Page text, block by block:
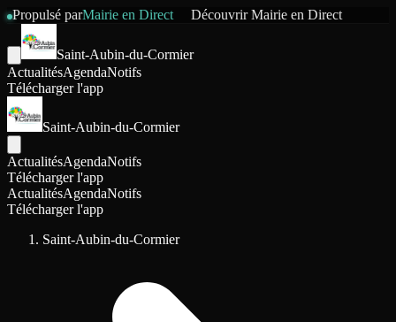
Propulsé parMairie en Direct DécouvrirMairie en Direct
Saint-Aubin-du-Cormier
ActualitésAgendaNotifs
Télécharger l'app
Saint-Aubin-du-Cormier
ActualitésAgendaNotifs
Télécharger l'app
ActualitésAgendaNotifs
Télécharger l'app
Saint-Aubin-du-Cormier